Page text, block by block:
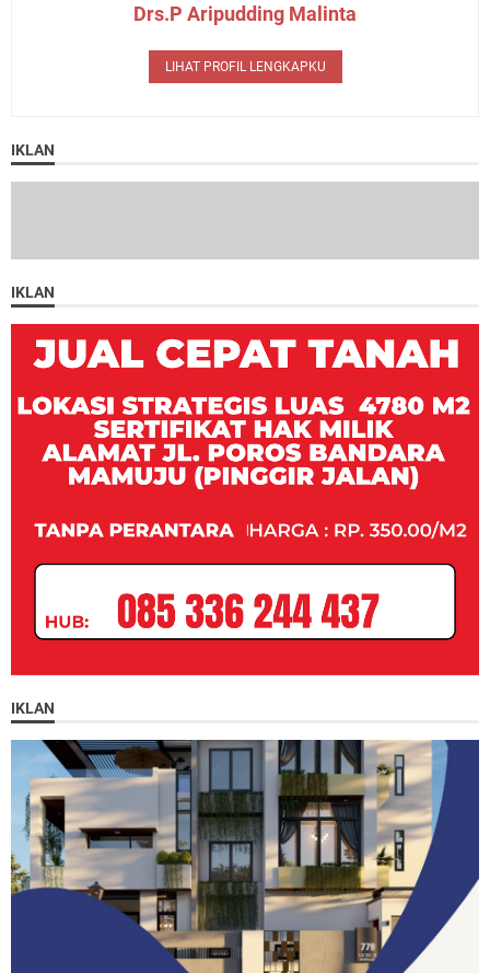
Drs.P Aripudding Malinta
LIHAT PROFIL LENGKAPKU
IKLAN
IKLAN
IKLAN